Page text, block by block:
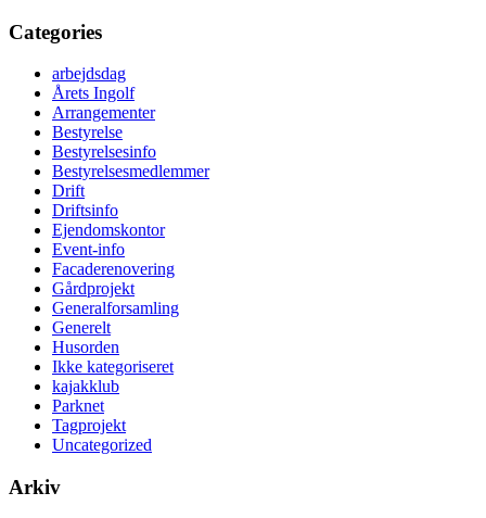
Categories
arbejdsdag
Årets Ingolf
Arrangementer
Bestyrelse
Bestyrelsesinfo
Bestyrelsesmedlemmer
Drift
Driftsinfo
Ejendomskontor
Event-info
Facaderenovering
Gårdprojekt
Generalforsamling
Generelt
Husorden
Ikke kategoriseret
kajakklub
Parknet
Tagprojekt
Uncategorized
Arkiv